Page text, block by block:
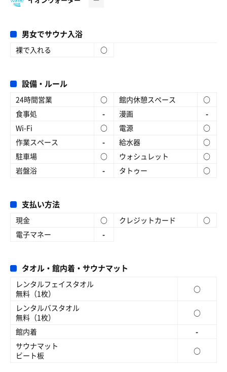
男女でサウナ入浴
裸で入れる ○
設備・ルール
24時間営業 ○ 館内休憩スペース
○
食事処
- 漫画
-
Wi-Fi
○ 電源
○
作業スペース
- 給水器
○
駐車場
○ ウォシュレット
○
岩盤浴
- タトゥー ○
支払い方法
現金 ○ クレジットカード
○
電子マネー
-
タオル・館内着・サウナマット
レンタルフェイスタオル
無料（1枚）
○
レンタルバスタオル
無料（1枚）
○
館内着
-
サウナマット
ビート板
○